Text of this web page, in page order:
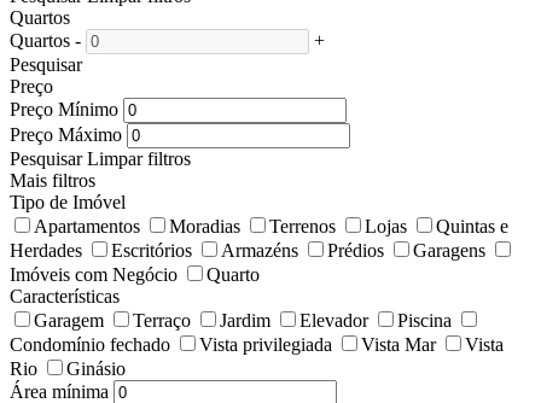
Quartos
Quartos -
+
Pesquisar
Preço
Preço Mínimo
Preço Máximo
Pesquisar Limpar filtros
Mais filtros
Tipo de Imóvel
Apartamentos
Moradias Terrenos Lojas
Quintas e
Herdades
Escritórios Armazéns Prédios
Garagens
Imóveis com Negócio
Quarto
Características
Garagem
Terraço Jardim Elevador
Piscina
Condomínio fechado
Vista privilegiada Vista Mar
Vista
Rio
Ginásio
Área mínima